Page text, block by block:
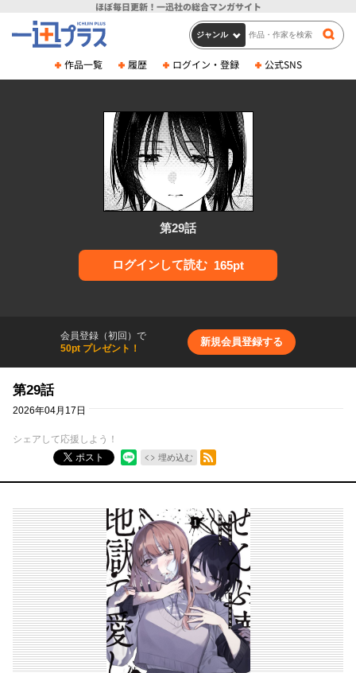
ほぼ毎日更新！ 一迅社の総合マンガサイト
作品一覧 履歴 ログイン・登録 公式SNS
第29話
ログインして読む 165pt
会員登録（初回）で
50pt プレゼント！
新規会員登録する
第29話
2026年04月17日
シェアして応援しよう！
ポスト
埋め込む
RSSフィード